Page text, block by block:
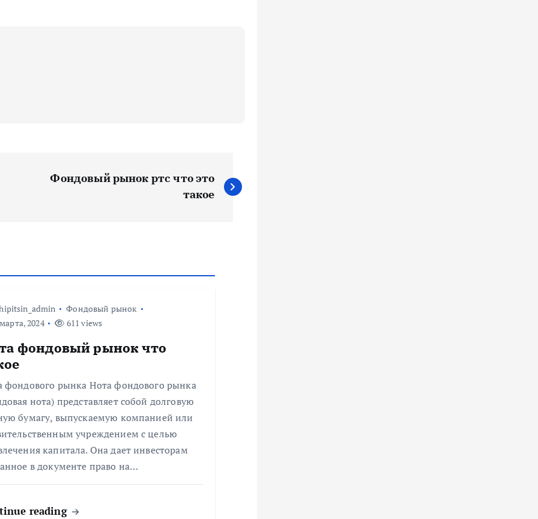
Фондовый рынок ртс что это
такое
Фондовый рынок
2024
611 views
фондовый рынок что
фондового рынка Нота фондового рынка
нота) представляет собой долговую
бумагу, выпускаемую компанией или
учреждением с целью
капитала. Она дает инвесторам
в документе право на…
reading